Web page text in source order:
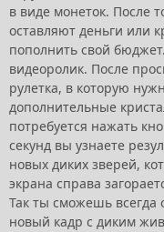
в виде монеток. После
оставляют деньги или
пополнить свой
видеоролик. После
рулетка, в которую
дополнительные
потребуется нажать
секунд вы узнаете
новых диких зверей,
экрана справа
Так ты сможешь всегда
новый кадр с диким